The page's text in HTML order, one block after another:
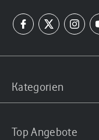
Kategorien
Top Angebote